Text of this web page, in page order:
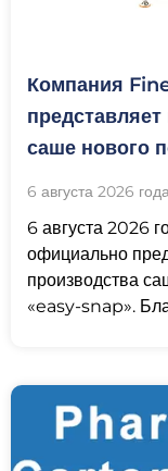
Компания
саше нового
дозами
6 августа 2026
6 августа 2026
официально
производства
«easy-snap».